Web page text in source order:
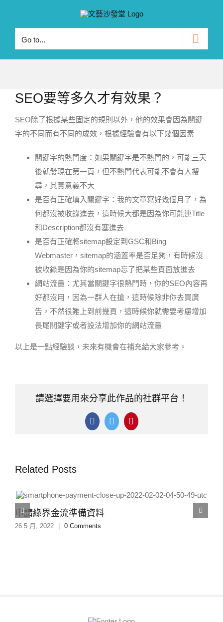
Go to...
SEO要等多久才有效果？
SEO除了根據某些固定的規則以外，他的效果會因為關鍵
字的不同而有不同的成效，根據經驗會有以下幾個因素
關鍵字的熱門度：如果關鍵字是不熱門的，可能三天
後就發現在第一頁，但不熱門代表可能不會有人搜
尋，其實意義不大
是否有正確填入關鍵字：我的文章寫好幾個月了，為
何都沒被收錄進去，這時候大都是因為你可能連Title
和Description都沒有塞進去
是否有正確將sitemap設定到GSC和Bing
Webmaster，sitemap的涵蓋率是否足夠，有時候沒
被收錄是因為你的sitemap忘了把某些頁面放進去
網站流量：尤其當關鍵字很熱門時，你的SEO內容再
好都沒用，因為一群人在搶，這時候除非你去買廣
告，不然很難上到前幾頁，這時候你就需要考慮增加
長尾關鍵字或者設法增加你的網站流量
以上是一點經驗談，未來有機會在補充給大家參考。
請選擇要用來分享此作品的社群平台！
Facebook
TwitterPinterest
Related Posts
申請綠界金流準備資料
26 5 月, 2022 0 Comments